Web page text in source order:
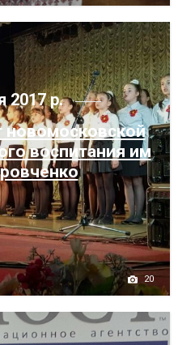
2017 р.
новомосковской
воспитания им
20